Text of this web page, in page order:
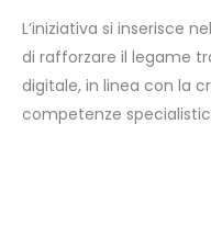
L’iniziativa si inserisce
di rafforzare il legame
digitale, in linea con la
competenze